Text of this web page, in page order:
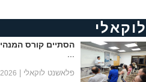
לוקאלי
הסתיים קורס
פלאשנט לוקאלי |